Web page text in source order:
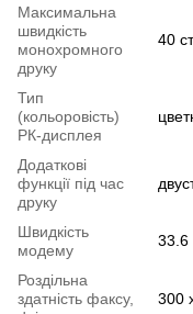
Максимальна
швидкість
монохромного
друку
40
Тип
(кольоровість)
РК-дисплея
Додаткові
функції під час
друку
Швидкість
модему
33.6
Роздільна
здатність факсу,
300